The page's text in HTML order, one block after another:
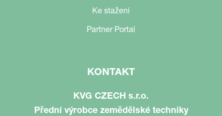
Ke stažení
Partner Portal
KONTAKT
KVG CZECH s.r.o.
Přední výrobce zemědělské techniky